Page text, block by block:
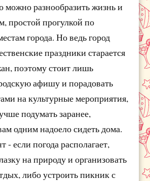
можно разнообразить жизнь и
простой прогулкой по
города. Но ведь город
праздники старается
поэтому стоит лишь
афишу и порадовать
на культурные мероприятия,
подумать заранее,
одним надоело сидеть дома.
- если погода располагает,
на природу и организовать
либо устроить пикник с